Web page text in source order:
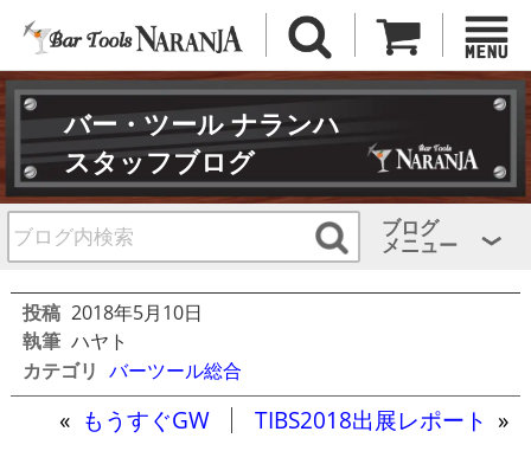
バー・ツール ナランハ
スタッフブログ
ブログ
メニュー
投稿 2018年5月10日
執筆 ハヤト
カテゴリ バーツール総合
« もうすぐGW TIBS2018出展レポート »